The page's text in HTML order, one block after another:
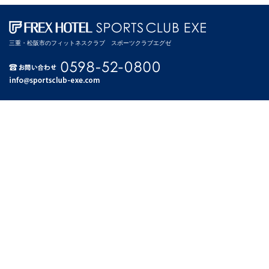
三重・松阪市のフィットネスクラブ スポーツクラブエグゼ